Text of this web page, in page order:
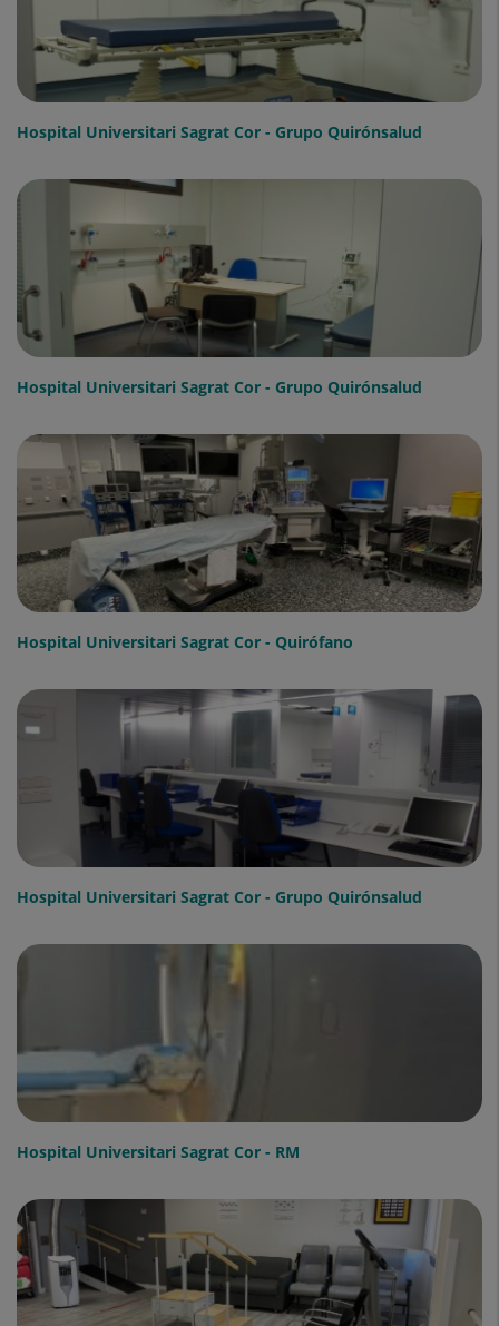
Hospital Universitari Sagrat Cor - Grupo Quirónsalud
Hospital Universitari Sagrat Cor - Grupo Quirónsalud
Hospital Universitari Sagrat Cor - Quirófano
Hospital Universitari Sagrat Cor - Grupo Quirónsalud
Hospital Universitari Sagrat Cor - RM